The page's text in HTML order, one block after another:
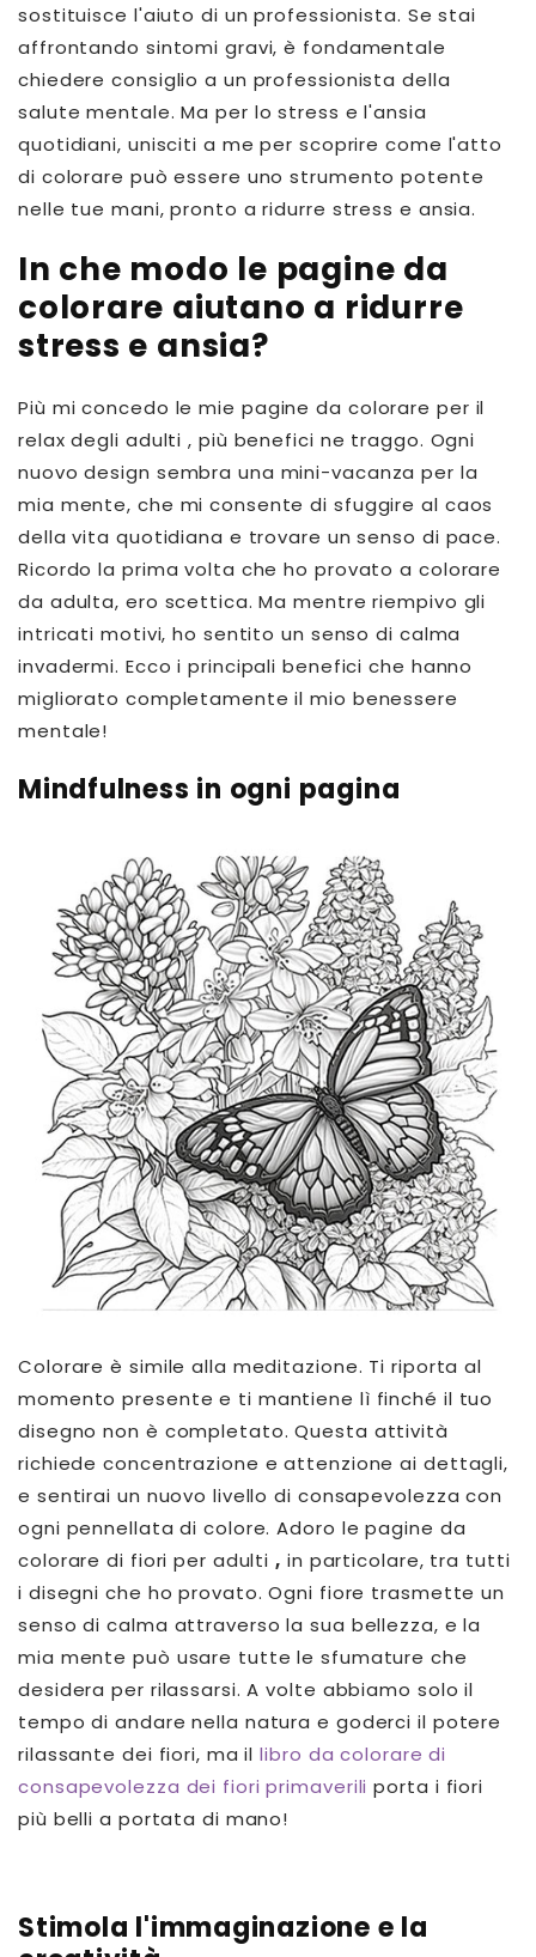
sostituisce l'aiuto di un professionista. Se stai
affrontando sintomi gravi, è fondamentale
chiedere consiglio a un professionista della
salute mentale. Ma per lo stress e l'ansia
quotidiani, unisciti a me per scoprire come l'atto
di colorare può essere uno strumento potente
nelle tue mani, pronto a ridurre stress e ansia.
In che modo le pagine da
colorare aiutano a ridurre
stress e ansia?
Più mi concedo le mie pagine da colorare per il
relax degli adulti, più benefici ne traggo. Ogni
nuovo design sembra una mini-vacanza per la
mia mente, che mi consente di sfuggire al caos
della vita quotidiana e trovare un senso di pace.
Ricordo la prima volta che ho provato a colorare
da adulta, ero scettica. Ma mentre riempivo gli
intricati motivi, ho sentito un senso di calma
invadermi. Ecco i principali benefici che hanno
migliorato completamente il mio benessere
mentale!
Mindfulness in ogni pagina
Colorare è simile alla meditazione. Ti riporta al
momento presente e ti mantiene lì finché il tuo
disegno non è completato. Questa attività
richiede concentrazione e attenzione ai dettagli,
e sentirai un nuovo livello di consapevolezza con
ogni pennellata di colore. Adoro le pagine da
colorare di fiori per adulti, in particolare, tra tutti
i disegni che ho provato. Ogni fiore trasmette un
senso di calma attraverso la sua bellezza, e la
mia mente può usare tutte le sfumature che
desidera per rilassarsi. A volte abbiamo solo il
tempo di andare nella natura e goderci il potere
rilassante dei fiori, ma il libro da colorare di
consapevolezza dei fiori primaverili porta i fiori
più belli a portata di mano!
Stimola l'immaginazione e la